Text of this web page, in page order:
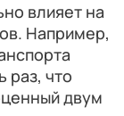
влияет на
Например,
раз, что
двум